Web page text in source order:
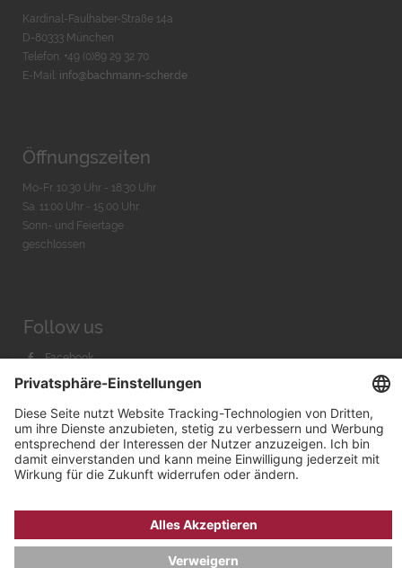
Kardinal-Faulhaber-Straße 14a
D-80333 München
Telefon: +49 (0)89 29 32 70
E-Mail: info@bachmann-scher.de
Öffnungszeiten
Mo-Fr. 10:30 Uhr - 18:30 Uhr
Sa. 11:00 Uhr - 15.00 Uhr
Sonn- und Feiertage
geschlossen
Follow us
Facebook
Instagram
Youtube
Bachmann & Scher GmbH / Watchandco GmbH